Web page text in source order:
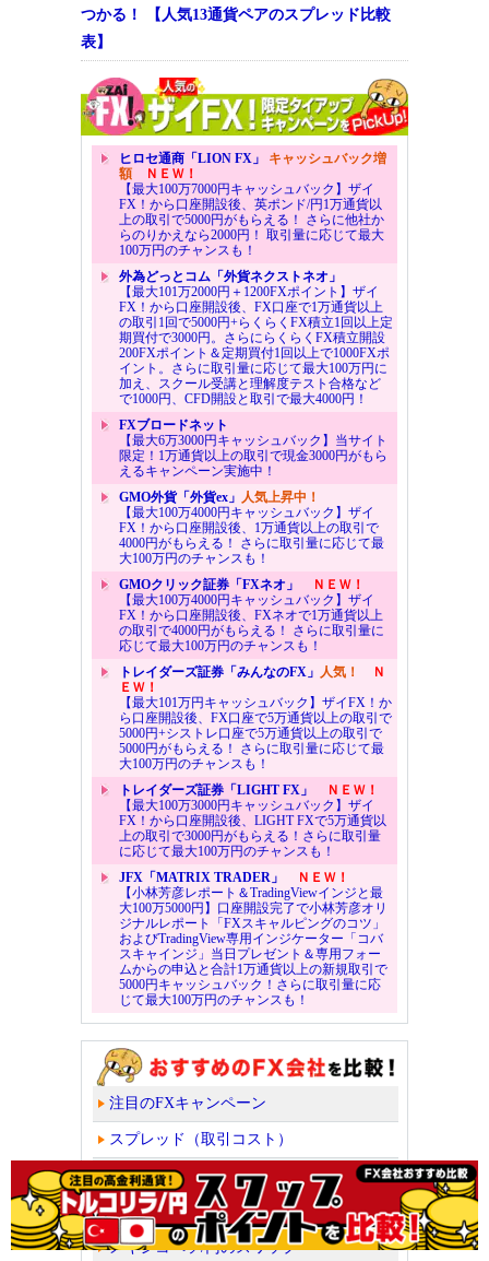
つかる！ 【人気13通貨ペアのスプレッド比較
表】
ヒロセ通商「LION FX」 キャッシュバック増
額ＮＥＷ！
【最大100万7000円キャッシュバック】ザイ
FX！から口座開設後、英ポンド/円1万通貨以
上の取引で5000円がもらえる！ さらに他社か
らのりかえなら2000円！ 取引量に応じて最大
100万円のチャンスも！
外為どっとコム「外貨ネクストネオ」
【最大101万2000円＋1200FXポイント】ザイ
FX！から口座開設後、FX口座で1万通貨以上
の取引1回で5000円+らくらくFX積立1回以上定
期買付で3000円。さらにらくらくFX積立開設
200FXポイント＆定期買付1回以上で1000FXポ
イント。さらに取引量に応じて最大100万円に
加え、スクール受講と理解度テスト合格など
で1000円、CFD開設と取引で最大4000円！
FXブロードネット
【最大6万3000円キャッシュバック】当サイト
限定！1万通貨以上の取引で現金3000円がもら
えるキャンペーン実施中！
GMO外貨「外貨ex」 人気上昇中！
【最大100万4000円キャッシュバック】ザイ
FX！から口座開設後、1万通貨以上の取引で
4000円がもらえる！ さらに取引量に応じて最
大100万円のチャンスも！
GMOクリック証券「FXネオ」
ＮＥＷ！
【最大100万4000円キャッシュバック】ザイ
FX！から口座開設後、FXネオで1万通貨以上
の取引で4000円がもらえる！ さらに取引量に
応じて最大100万円のチャンスも！
トレイダーズ証券「みんなのFX」 人気！
Ｎ
ＥＷ！
【最大101万円キャッシュバック】ザイFX！か
ら口座開設後、FX口座で5万通貨以上の取引で
5000円+シストレ口座で5万通貨以上の取引で
5000円がもらえる！ さらに取引量に応じて最
大100万円のチャンスも！
トレイダーズ証券「LIGHT FX」
ＮＥＷ！
【最大100万3000円キャッシュバック】ザイ
FX！から口座開設後、LIGHT FXで5万通貨以
上の取引で3000円がもらえる！さらに取引量
に応じて最大100万円のチャンスも！
JFX「MATRIX TRADER」
ＮＥＷ！
【小林芳彦レポート＆TradingViewインジと最
大100万5000円】口座開設完了で小林芳彦オリ
ジナルレポート「FXスキャルピングのコツ」
およびTradingView専用インジケーター「コバ
スキャインジ」当日プレゼント＆専用フォー
ムからの申込と合計1万通貨以上の新規取引で
5000円キャッシュバック！さらに取引量に応
じて最大100万円のチャンスも！
注目のFXキャンペーン
スプレッド（取引コスト）
スワップポイント
トルコリラ/円のスワップ
メキシコペソ/円のスワップ